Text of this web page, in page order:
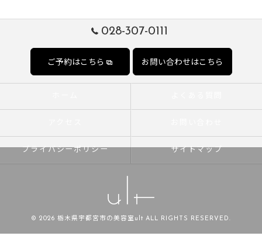
028-307-0111
ご予約はこちら お問い合わせはこちら
プライバシーポリシー サイトマップ
© 2026 栃木県宇都宮市の美容室ult ALL RIGHTS RESERVED.